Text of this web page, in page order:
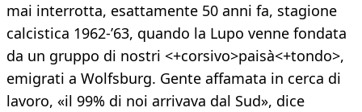
mai interrotta, esattamente 50 anni fa, stagione
calcistica 1962-’63, quando la Lupo venne fondata
da un gruppo di nostri <+corsivo>paisà<+tondo>,
emigrati a Wolfsburg. Gente affamata in cerca di
lavoro, «il 99% di noi arrivava dal Sud», dice